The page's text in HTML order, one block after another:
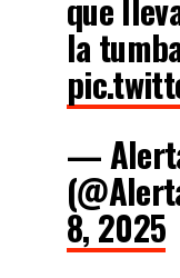
que
la
—
8, 2025